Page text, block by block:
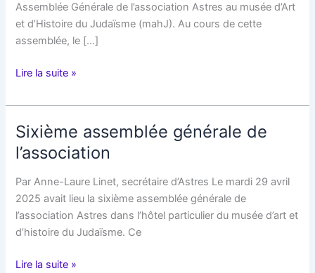
Assemblée Générale de l’association Astres au musée d’Art
et d’Histoire du Judaïsme (mahJ). Au cours de cette
assemblée, le […]
Retour
la
septième
Assemblée
Générale
engagement
Lire la suite »
Sixième assemblée générale de
l’association
Par Anne-Laure Linet, secrétaire d’Astres Le mardi 29 avril
2025 avait lieu la sixième assemblée générale de
l’association Astres dans l’hôtel particulier du musée d’art et
d’histoire du Judaïsme. Ce
Sixième
Lire la suite »